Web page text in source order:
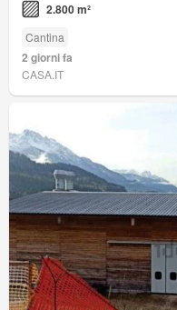
2.800 m²
Cantina
2 giorni fa
CASA.IT